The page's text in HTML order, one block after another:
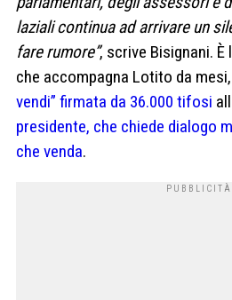
laziali continua ad arrivare un
fare rumore”, scrive Bisignani.
che accompagna Lotito da
vendi” firmata da 36.000 tifosi
presidente, che chiede dialogo
che venda.